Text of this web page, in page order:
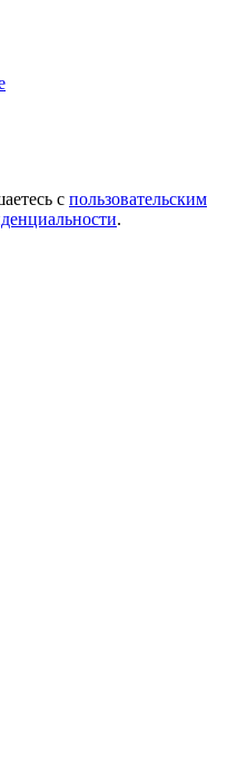
с пользовательским
.